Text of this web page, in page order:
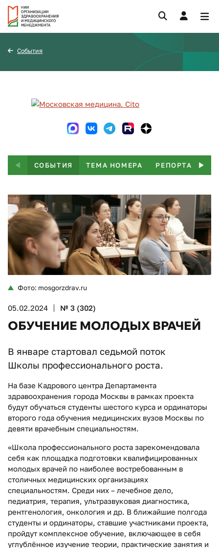
События
СОБЫТИЯ ТЕМА НОМЕРА РЕПОРТАЖ
Фото: mosgorzdrav.ru
05.02.2024 № 3 (302)
ОБУЧЕНИЕ МОЛОДЫХ ВРАЧЕЙ
В январе стартовал седьмой поток
Школы профессионального роста.
На базе Кадрового центра Департамента
здравоохранения города Москвы в рамках проекта
будут обучаться студенты шестого курса и ординаторы
второго года обучения медицинских вузов Москвы по
девяти врачебным специальностям.
«Школа профессионального роста зарекомендовала
себя как площадка подготовки квалифицированных
молодых врачей по наиболее востребованным в
столичных медицинских организациях
специальностям. Среди них – лечебное дело,
педиатрия, терапия, ультразвуковая диагностика,
рентгенология, онкология и др. В ближайшие полгода
студенты и ординаторы, ставшие участниками проекта,
пройдут комплексное обучение, включающее в себя
углублённое изучение теории, практические занятия и